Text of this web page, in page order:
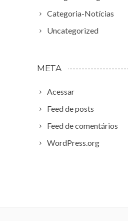
Categoria-Notícias
Uncategorized
META
Acessar
Feed de posts
Feed de comentários
WordPress.org